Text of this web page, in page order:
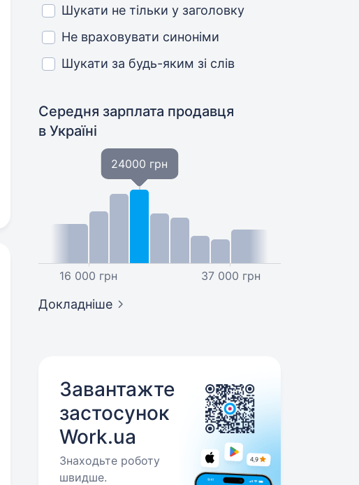
Шукати не тільки у заголовку
Не враховувати синоніми
Шукати за будь-яким зі слів
Середня зарплата продавця
в Україні
16 000 грн
24000 грн
37 000 грн
Докладніше
Завантажте
застосунок
Work.ua
Знаходьте роботу
швидше.